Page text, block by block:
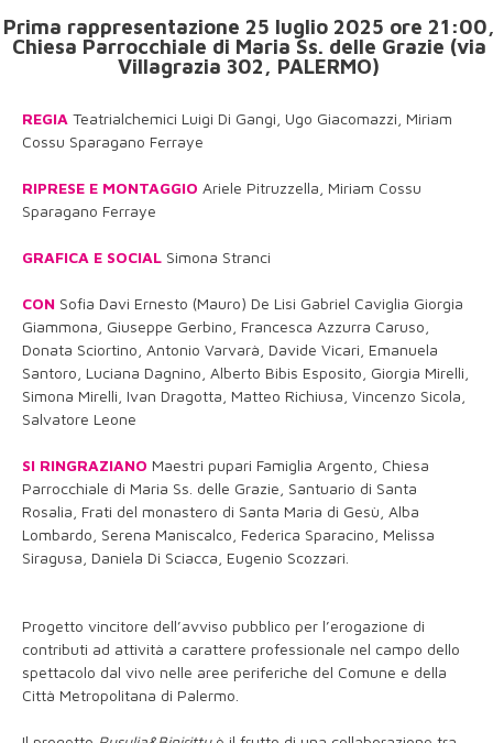
Prima rappresentazione 25 luglio 2025 ore
Chiesa Parrocchiale di Maria Ss. delle Grazie (via
Villagrazia 302, PALERMO)
REGIA Teatrialchemici Luigi Di Gangi, Ugo Giacomazzi, Miriam
Cossu Sparagano Ferraye
RIPRESE E MONTAGGIO Ariele Pitruzzella, Miriam Cossu
Sparagano Ferraye
GRAFICA E SOCIAL Simona Stranci
CON Sofia Davi Ernesto (Mauro) De Lisi Gabriel Caviglia Giorgia
Giammona, Giuseppe Gerbino, Francesca Azzurra Caruso,
Donata Sciortino, Antonio Varvarà, Davide Vicari, Emanuela
Santoro, Luciana Dagnino, Alberto Bibis Esposito, Giorgia Mirelli,
Simona Mirelli, Ivan Dragotta, Matteo Richiusa, Vincenzo Sicola,
Salvatore Leone
SI RINGRAZIANO Maestri pupari Famiglia Argento, Chiesa
Parrocchiale di Maria Ss. delle Grazie, Santuario di Santa
Rosalia, Frati del monastero di Santa Maria di Gesù, Alba
Lombardo, Serena Maniscalco, Federica Sparacino, Melissa
Siragusa, Daniela Di Sciacca, Eugenio Scozzari.
Progetto vincitore dell’avviso pubblico per l’erogazione di
contributi ad attività a carattere professionale nel campo dello
spettacolo dal vivo nelle aree periferiche del Comune e della
Città Metropolitana di Palermo.